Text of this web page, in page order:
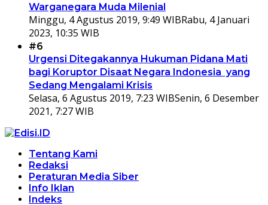
Warganegara Muda Milenial
Minggu, 4 Agustus 2019, 9:49 WIBRabu, 4 Januari
2023, 10:35 WIB
#6
Urgensi Ditegakannya Hukuman Pidana Mati
bagi Koruptor Disaat Negara Indonesia yang
Sedang Mengalami Krisis
Selasa, 6 Agustus 2019, 7:23 WIBSenin, 6 Desember
2021, 7:27 WIB
Tentang Kami
Redaksi
Peraturan Media Siber
Info Iklan
Indeks